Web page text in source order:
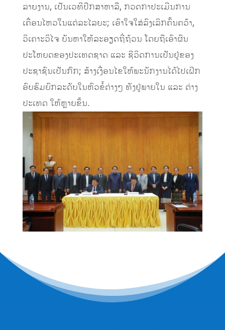
ລາຍງານ, ເປັນເວທີປຶກສາຫາລື, ກວດກາປະເມີນການ
ເຄື່ອນໄຫວໃນແຕ່ລະໄລຍະ; ເອົາໃຈໃສ່ລົງເລິກຄົ້ນຄວ້າ,
ວິເຄາະວິໄຈ ບັນຫາໃຫ້ລະອຽດຖີ່ຖ້ວນ ໂດຍຖືເອົາຜົນ
ປະໂຫຍດຂອງປະເທດຊາດ ແລະ ຊີວິດການເປັນຢູ່ຂອງ
ປະຊາຊົນເປັນກົກ; ສ້າງເງື່ອນໄຂໃຫ້ພະນັກງານໄດ້ໄປເຝິກ
ອົບຮົມຍົກລະດັບໃນຫົວຂໍ້ຕ່າງໆ ທັງຢູ່ພາຍໃນ ແລະ ຕ່າງ
ປະເທດ ໃຫ້ຫຼາຍຂຶ້ນ.